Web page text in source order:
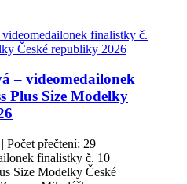
– videomedailonek
Plus Size Modelky
Počet přečtení: 29
finalistky č. 10
Size Modelky České